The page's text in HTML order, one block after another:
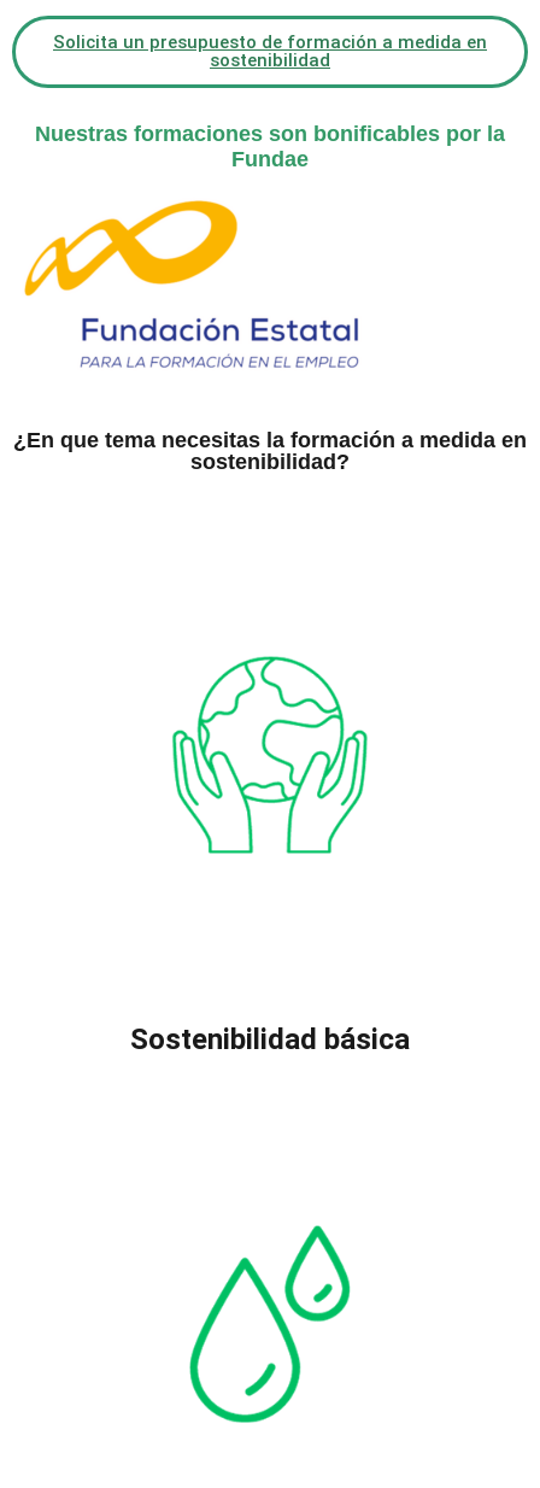
Solicita un presupuesto de formación a medida en
sostenibilidad
Nuestras formaciones son bonificables por la
Fundae
¿En que tema necesitas la formación a medida en
sostenibilidad?
Sostenibilidad básica